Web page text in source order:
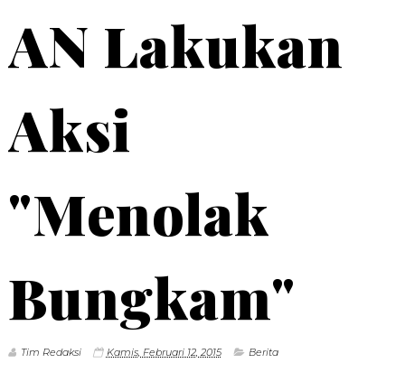
AN Lakukan
Aksi
"Menolak
Bungkam"
Tim Redaksi Kamis, Februari 12, 2015 Berita